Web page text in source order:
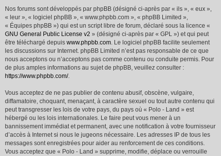
Nos forums sont développés par phpBB (désigné ci-après par « ils », « eux »,
« leur », « logiciel phpBB », « www.phpbb.com », « phpBB Limited »,
« Équipes phpBB ») qui est un script libre de forum, déclaré sous la licence «
GNU General Public License v2 » (désigné ci-après par « GPL ») et qui peut
être téléchargé depuis www.phpbb.com. Le logiciel phpBB facilite seulement
les discussions sur Internet. phpBB Limited n’est pas responsable de ce que
nous acceptons ou n’acceptons pas comme contenu ou conduite permis. Pour
de plus amples informations au sujet de phpBB, veuillez consulter :
https://www.phpbb.com/.
Vous acceptez de ne pas publier de contenu abusif, obscène, vulgaire,
diffamatoire, choquant, menaçant, à caractère sexuel ou tout autre contenu qui
peut transgresser les lois de votre pays, du pays où « Polo - Land » est
hébergé ou les lois internationales. Le faire peut vous mener à un
bannissement immédiat et permanent, avec une notification à votre fournisseur
d’accès à Internet si nous le jugeons nécessaire. Les adresses IP de tous les
messages sont enregistrées pour aider au renforcement de ces conditions.
Vous acceptez que « Polo - Land » supprime, modifie, déplace ou verrouille